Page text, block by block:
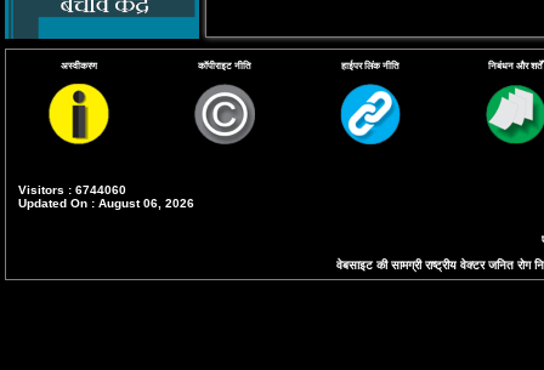
अस्वीकरण कॉपीराइट नीति हाईपर लिंक नीति निबंधन और शर्तें
Visitors : 6744060
Updated On : August 06, 2026
वेबसाइट की सामग्री राष्ट्रीय वेक्टर जनित रोग